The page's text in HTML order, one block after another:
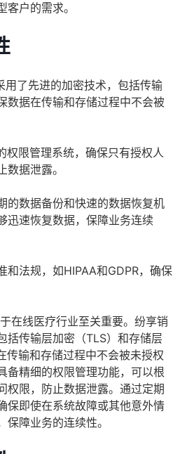
户的需求。
用了先进的加密技术，包括传输
数据在传输和存储过程中不会被
权限管理系统，确保只有授权人
据泄露。
的数据备份和快速的数据恢复机
迅速恢复数据，保障业务连续
和法规，如HIPAA和GDPR，确保
在线医疗行业至关重要。纷享销
括传输层加密（TLS）和存储层
传输和存储过程中不会被未授权
备精细的权限管理功能，可以根
权限，防止数据泄露。通过定期
保即使在系统故障或其他意外情
障业务的连续性。